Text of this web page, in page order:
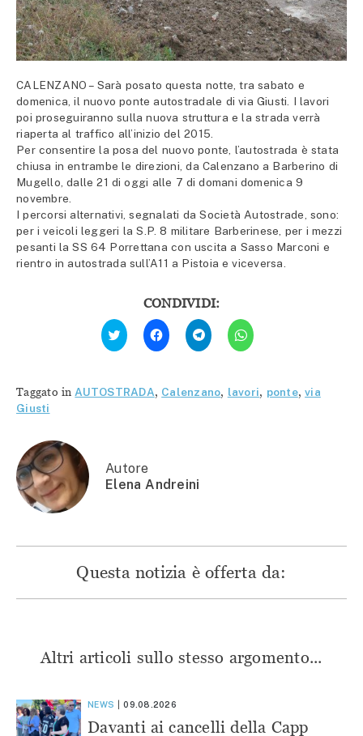
CALENZANO – Sarà posato questa notte, tra sabato e
domenica, il nuovo ponte autostradale di via Giusti. I lavori
poi proseguiranno sulla nuova struttura e la strada verrà
riaperta al traffico all’inizio del 2015.
Per consentire la posa del nuovo ponte, l’autostrada è stata
chiusa in entrambe le direzioni, da Calenzano a Barberino di
Mugello, dalle 21 di oggi alle 7 di domani domenica 9
novembre.
I percorsi alternativi, segnalati da Società Autostrade, sono:
per i veicoli leggeri la S.P. 8 militare Barberinese, per i mezzi
pesanti la SS 64 Porrettana con uscita a Sasso Marconi e
rientro in autostrada sull’A11 a Pistoia e viceversa.
CONDIVIDI:
Fai
clic
qui
Twitter
(Si
Fai
clic
per
condividere
(Si
apre
Fai
clic
per
condividere
apre
Fai
clic
per
(Si
apre
Taggato in AUTOSTRADA, Calenzano, lavori, ponte,via
Giusti
Autore
Elena Andreini
Questa notizia è offerta da:
Altri articoli sullo stesso argomento...
NEWS 09.08.2026
Davanti ai cancelli della Capp